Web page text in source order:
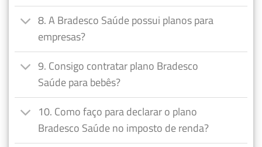
8. A Bradesco Saúde possui planos para
empresas?
9. Consigo contratar plano Bradesco
Saúde para bebês?
10. Como faço para declarar o plano
Bradesco Saúde no imposto de renda?